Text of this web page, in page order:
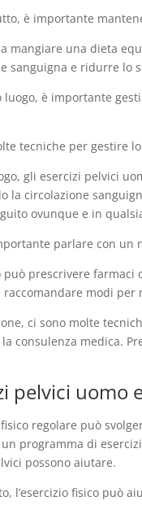
è importante
mangiare una dieta
sanguigna e ridurre lo
luogo, è importante
tecniche per gestire
gli esercizi pelvici
la circolazione
ovunque e in
parlare con un
può prescrivere
raccomandare modi per
ci sono molte
consulenza medica.
pelvici uomo
fisico regolare può
programma di
possono aiutare.
l’esercizio fisico può